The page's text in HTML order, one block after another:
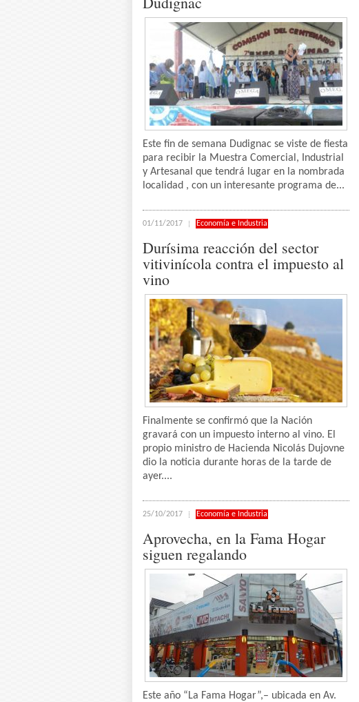
Este fin de semana Dudignac se viste de fiesta
para recibir la Muestra Comercial, Industrial
y Artesanal que tendrá lugar en la nombrada
localidad , con un interesante programa de...
01/11/2017 Economía e Industria
Durísima reacción del sector
vitivinícola contra el impuesto al
vino
Finalmente se confirmó que la Nación
gravará con un impuesto interno al vino. El
propio ministro de Hacienda Nicolás Dujovne
dio la noticia durante horas de la tarde de
ayer....
25/10/2017 Economía e Industria
Aprovecha, en la Fama Hogar
siguen regalando
Este año “La Fama Hogar”,– ubicada en Av.